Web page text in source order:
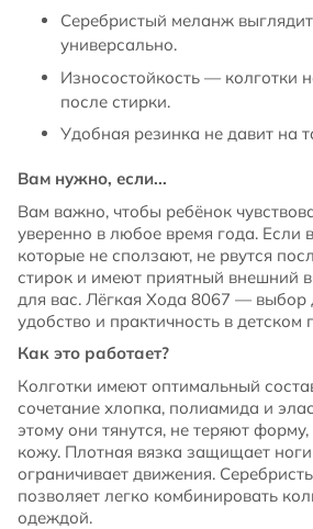
Серебристый меланж
универсально.
Износостойкость — колготки
после стирки.
Удобная резинка не давит на
Вам нужно, если...
Вам важно, чтобы ребёнок
уверенно в любое время года. Если
которые не сползают, не рвутся
стирок и имеют приятный внешний
для вас. Лёгкая Хода 8067 — выбор
удобство и практичность в детском
Как это работает?
Колготки имеют оптимальный
сочетание хлопка, полиамида и
этому они тянутся, не теряют
кожу. Плотная вязка защищает
ограничивает движения.
позволяет легко комбинировать
одеждой.